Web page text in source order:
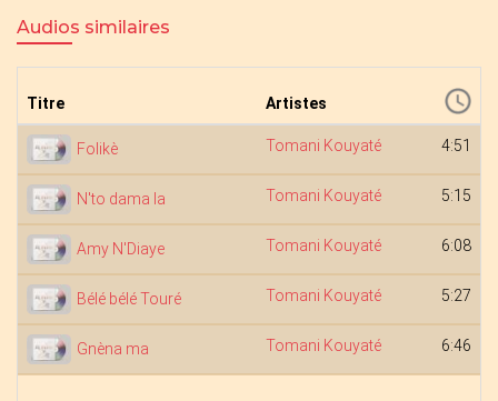
Audios similaires
Titre Artistes
Folikè Tomani Kouyaté 4:51
N'to dama la Tomani Kouyaté 5:15
Amy N'Diaye Tomani Kouyaté 6:08
Bélé bélé Touré Tomani Kouyaté 5:27
Gnèna ma Tomani Kouyaté 6:46